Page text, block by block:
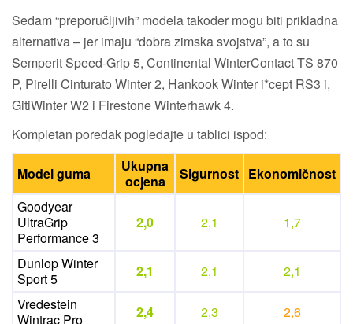
Sedam “preporučljivih” modela također mogu biti prikladna
alternativa – jer imaju “dobra zimska svojstva”, a to su
Semperit Speed-Grip 5, Continental WinterContact TS 870
P, Pirelli Cinturato Winter 2, Hankook Winter i*cept RS3 i,
GitiWinter W2 i Firestone Winterhawk 4.
Kompletan poredak pogledajte u tablici ispod:
Model guma
Ukupna
ocjena
Sigurnost Ekonomičnost
Goodyear
UltraGrip
Performance 3
2,0 2,1 1,7
Dunlop Winter
Sport 5
2,1 2,1
2,1
Vredestein
Wintrac Pro
2,4 2,3 2,6